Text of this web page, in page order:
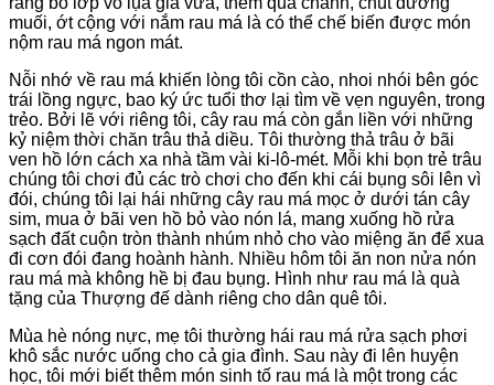
muối, ớt cộng với nắm rau má là có thể chế biến được món
nộm rau má ngon mát.
Nỗi nhớ về rau má khiến lòng tôi cồn cào, nhoi nhói bên góc
trái lồng ngực, bao ký ức tuổi thơ lại tìm về vẹn nguyên, trong
trẻo. Bởi lẽ với riêng tôi, cây rau má còn gắn liền với những
kỷ niệm thời chăn trâu thả diều. Tôi thường thả trâu ở bãi
ven hồ lớn cách xa nhà tầm vài ki-lô-mét. Mỗi khi bọn trẻ trâu
chúng tôi chơi đủ các trò chơi cho đến khi cái bụng sôi lên vì
đói, chúng tôi lại hái những cây rau má mọc ở dưới tán cây
sim, mua ở bãi ven hồ bỏ vào nón lá, mang xuống hồ rửa
sạch đất cuộn tròn thành nhúm nhỏ cho vào miệng ăn để xua
đi cơn đói đang hoành hành. Nhiều hôm tôi ăn non nửa nón
rau má mà không hề bị đau bụng. Hình như rau má là quà
tặng của Thượng đế dành riêng cho dân quê tôi.
Mùa hè nóng nực, mẹ tôi thường hái rau má rửa sạch phơi
khô sắc nước uống cho cả gia đình. Sau này đi lên huyện
học, tôi mới biết thêm món sinh tố rau má là một trong các